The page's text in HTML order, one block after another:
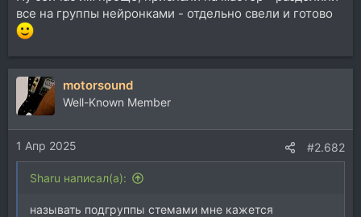
все на группы нейронками - отдельно свели и готово
motorsound
Well-Known Member
1 Апр 2025 #2.682
Sharu написал(а):
называть подгруппы стемами мне кажется